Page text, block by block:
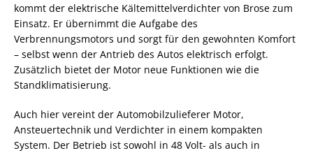
kommt der elektrische Kältemittelverdichter von Brose zum
Einsatz. Er übernimmt die Aufgabe des
Verbrennungsmotors und sorgt für den gewohnten Komfort
– selbst wenn der Antrieb des Autos elektrisch erfolgt.
Zusätzlich bietet der Motor neue Funktionen wie die
Standklimatisierung.
Auch hier vereint der Automobilzulieferer Motor,
Ansteuertechnik und Verdichter in einem kompakten
System. Der Betrieb ist sowohl in 48 Volt- als auch in